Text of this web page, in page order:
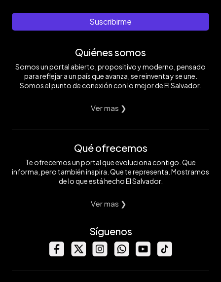
Suscribirme
Quiénes somos
Somos un portal abierto, propositivo y moderno, pensado
para reflejar a un país que avanza, se reinventa y se une.
Somos el punto de conexión con lo mejor de El Salvador.
Ver mas ❯
Qué ofrecemos
Te ofrecemos un portal que evoluciona contigo. Que
informa, pero también inspira. Que te representa. Mostramos
de lo que está hecho El Salvador.
Ver mas ❯
Síguenos